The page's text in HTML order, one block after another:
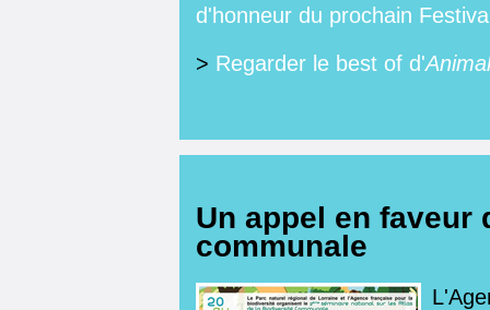
d'honneur du prochain
> Regarder le best of d'
Un appel en faveur
communale